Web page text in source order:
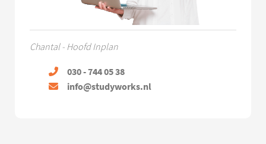
Chantal - Hoofd Inplan
030 - 744 05 38
info@studyworks.nl